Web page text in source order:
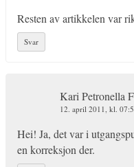
Resten av artikkelen var
Svar
Kari Petronella
12. april 2011, kl.
Hei! Ja, det var i
en korreksjon der.